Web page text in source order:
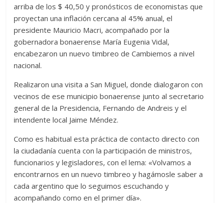
arriba de los $ 40,50 y pronósticos de economistas que
proyectan una inflación cercana al 45% anual, el
presidente Mauricio Macri, acompañado por la
gobernadora bonaerense María Eugenia Vidal,
encabezaron un nuevo timbreo de Cambiemos a nivel
nacional.
Realizaron una visita a San Miguel, donde dialogaron con
vecinos de ese municipio bonaerense junto al secretario
general de la Presidencia, Fernando de Andreis y el
intendente local Jaime Méndez.
Como es habitual esta práctica de contacto directo con
la ciudadanía cuenta con la participación de ministros,
funcionarios y legisladores, con el lema: «Volvamos a
encontrarnos en un nuevo timbreo y hagámosle saber a
cada argentino que lo seguimos escuchando y
acompañando como en el primer día».